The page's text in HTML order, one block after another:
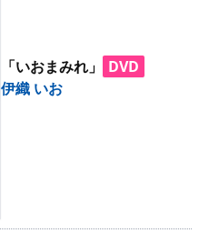
「いおまみれ」
DVD
伊織 いお